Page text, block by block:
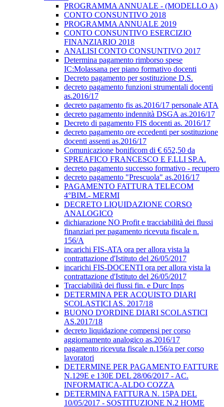
PROGRAMMA ANNUALE - (MODELLO A)
CONTO CONSUNTIVO 2018
PROGRAMMA ANNUALE 2019
CONTO CONSUNTIVO ESERCIZIO
FINANZIARIO 2018
ANALISI CONTO CONSUNTIVO 2017
Determina pagamento rimborso spese
IC:Molassana per piano formativo docenti
Decreto pagamento per sostituzione D.S.
decreto pagamento funzioni strumentali docenti
as.2016/17
decreto pagamento fis as.2016/17 personale ATA
decreto pagamento indennità DSGA as.2016/17
Decreto di pagamento FIS docenti as. 2016/17
decreto pagamento ore eccedenti per sostituzione
docenti assenti as.2016/17
Comunicazione bonificom di € 652,50 da
SPREAFICO FRANCESCO E F.LLI SP.A.
decreto pagamento successo formativo - recupero
decreto pagamento "Prescuola" as.2016/17
PAGAMENTO FATTURA TELECOM
4°BIM.- MERMI
DECRETO LIQUIDAZIONE CORSO
ANALOGICO
dichiarazione NO Profit e tracciabilità dei flussi
finanziari per pagamento ricevuta fiscale n.
156/A
incarichi FIS-ATA ora per allora vista la
contrattazione d'Istituto del 26/05/2017
incarichi FIS-DOCENTI ora per allora vista la
contrattazione d'Istituto del 26/05/2017
Tracciabilità dei flussi fin. e Durc Inps
DETERMINA PER ACQUISTO DIARI
SCOLASTICI AS. 2017/18
BUONO D'ORDINE DIARI SCOLASTICI
AS.2017/18
decreto liquidazione compensi per corso
aggiornamento analogico as.2016/17
pagamento ricevuta fiscale n.156/a per corso
lavoratori
DETERMINE PER PAGAMENTO FATTURE
N.129E e 130E DEL 28/06/2017 - AC.
INFORMATICA-ALDO COZZA
DETERMINA FATTURA N. 15PA DEL
10/05/2017 - SOSTITUZIONE N.2 HOME